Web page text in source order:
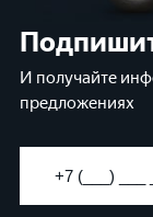
И получайте
предложениях